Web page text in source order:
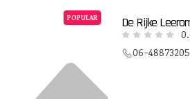
POPULAR De Rijke
06-48873205